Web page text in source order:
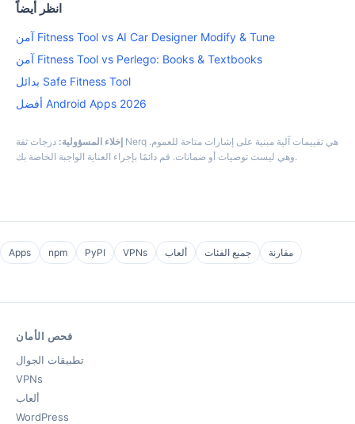
انظر أيضاً
آمن Fitness Tool vs AI Car Designer Modify & Tune
آمن Fitness Tool vs Perlego: Books & Textbooks
بدائل Safe Fitness Tool
أفضل Android Apps 2026
إخلاء المسؤولية: درجات ثقة Nerq هي تقييمات آلية مبنية على إشارات متاحة للعموم.
وهي ليست توصيات أو ضمانات. قم دائمًا بإجراء العناية الواجبة الخاصة بك.
Apps npm PyPI VPNs ألعاب جميع الفئات مقارنة
فحص الأمان
تطبيقات الجوال
VPNs
ألعاب
WordPress